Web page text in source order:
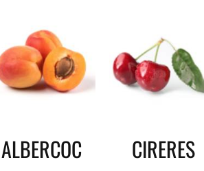
ALBERCOC CIRERES